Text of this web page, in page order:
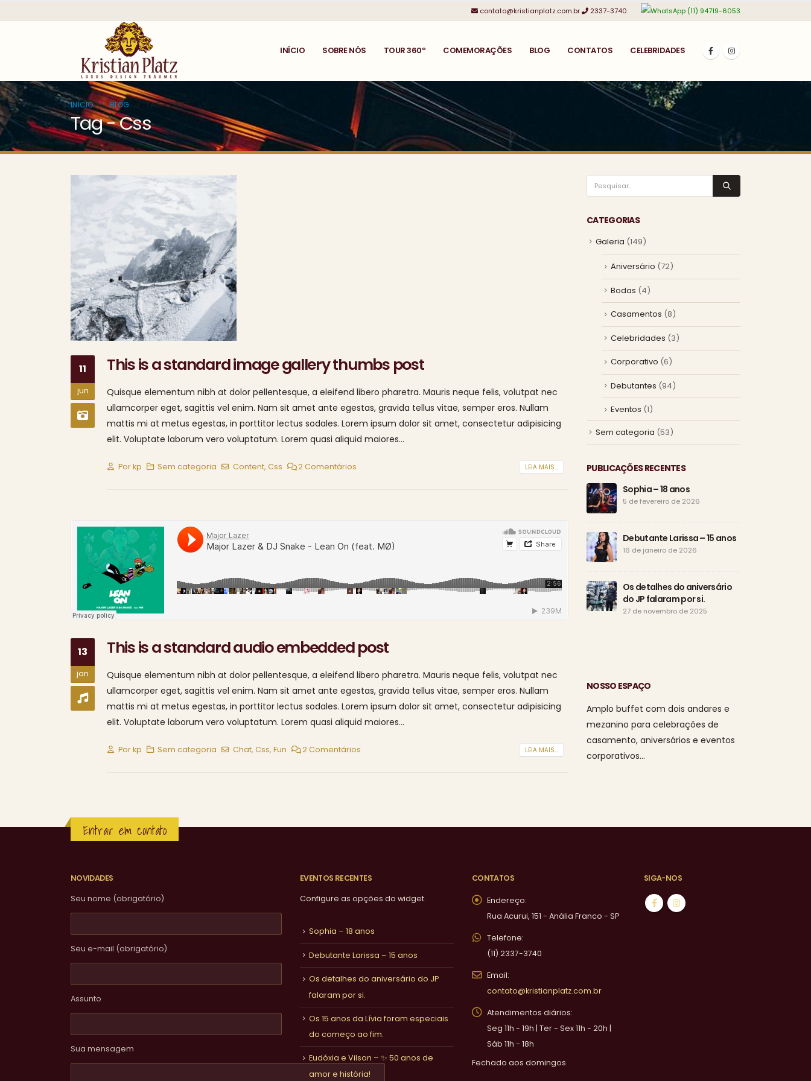
contato@kristianplatz.com.br 2337-3740 (11) 94719-6053
INÍCIO SOBRE NÓS TOUR 360º COMEMORAÇÕES BLOG CONTATOS CELEBRIDADES
INÍCIO BLOG TAG -CSS
Tag - Css
11
jun
This is a standard image gallery thumbs post
Quisque elementum nibh at dolor pellentesque, a eleifend libero pharetra. Mauris neque felis, volutpat nec
ullamcorper eget, sagittis vel enim. Nam sit amet ante egestas, gravida tellus vitae, semper eros. Nullam
mattis mi at metus egestas, in porttitor lectus sodales. Lorem ipsum dolor sit amet, consectetur adipisicing
elit. Voluptate laborum vero voluptatum. Lorem quasi aliquid maiores...
Porkp Sem categoria Content, Css 2 Comentários LEIA MAIS...
13
jan
This is a standard audio embedded post
Quisque elementum nibh at dolor pellentesque, a eleifend libero pharetra. Mauris neque felis, volutpat nec
ullamcorper eget, sagittis vel enim. Nam sit amet ante egestas, gravida tellus vitae, semper eros. Nullam
mattis mi at metus egestas, in porttitor lectus sodales. Lorem ipsum dolor sit amet, consectetur adipisicing
elit. Voluptate laborum vero voluptatum. Lorem quasi aliquid maiores...
Porkp Sem categoria Chat, Css, Fun 2 Comentários LEIA MAIS...
CATEGORIAS
Galeria (149)
Aniversário (72)
Bodas (4)
Casamentos (8)
Celebridades (3)
Corporativo (6)
Debutantes (94)
Eventos (1)
Sem categoria (53)
PUBLICAÇÕES RECENTES
Sophia – 18 anos
5 de fevereiro de 2026
Debutante Larissa – 15 anos
16 de janeiro de 2026
Os detalhes do aniversário
do JP falaram por si.
27 de novembro de 2025
NOSSO ESPAÇO
Amplo buffet com dois andares e
mezanino para celebrações de
casamento, aniversários e eventos
corporativos…
Entrar em contato
NOVIDADES
Seu nome (obrigatório)
Seu e-mail (obrigatório)
Assunto
Sua mensagem
EVENTOS RECENTES
Configure as opções do widget.
Sophia – 18 anos
Debutante Larissa – 15 anos
Os detalhes do aniversário do JP
falaram por si.
Os 15 anos da Lívia foram especiais
do começo ao fim.
Eudóxia e Vilson – ✨ 50 anos de
amor e história!
CONTATOS
Endereço:
Rua Acurui, 151 - Anália Franco - SP
Telefone:
(11) 2337-3740
Email:
contato@kristianplatz.com.br
Atendimentos diários:
Seg 11h - 19h | Ter - Sex 11h - 20h |
Sáb 11h - 18h
Fechado aos domingos
SIGA-NOS